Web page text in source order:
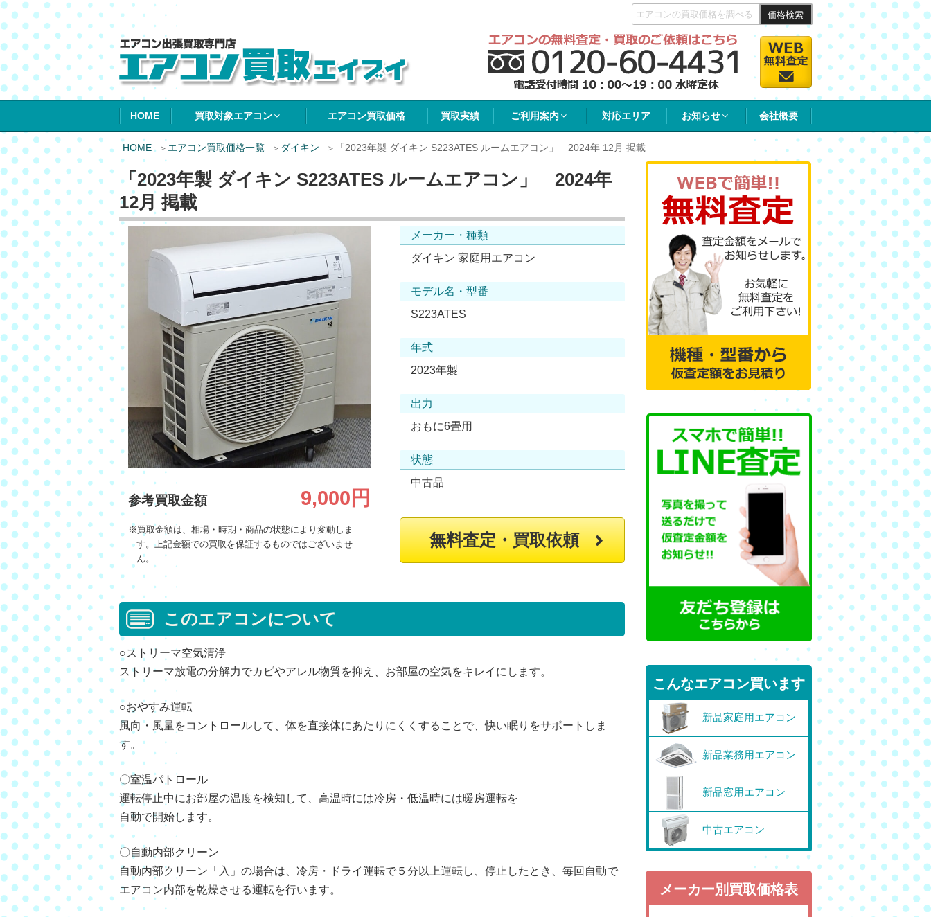
価格検索
エアコン買取エイブイ
HOME 買取対象エアコン エアコン買取価格 買取実績 ご利用案内 対応エリア お知らせ 会社概要
HOME エアコン買取価格一覧 ダイキン 「2023年製 ダイキン S223ATES ルームエアコン」 2024年 12月 掲載
「2023年製 ダイキン S223ATES ルームエアコン」 2024年
12月 掲載
参考買取金額 9,000円
※買取金額は、相場・時期・商品の状態により変動しま
す。上記金額での買取を保証するものではございませ
ん。
メーカー・種類
ダイキン 家庭用エアコン
モデル名・型番
S223ATES
年式
2023年製
出力
おもに6畳用
状態
中古品
無料査定・買取依頼
このエアコンについて
○ストリーマ空気清浄
ストリーマ放電の分解力でカビやアレル物質を抑え、お部屋の空気をキレイにします。
○おやすみ運転
風向・風量をコントロールして、体を直接体にあたりにくくすることで、快い眠りをサポートしま
す。
〇室温パトロール
運転停止中にお部屋の温度を検知して、高温時には冷房・低温時には暖房運転を
自動で開始します。
〇自動内部クリーン
自動内部クリーン「入」の場合は、冷房・ドライ運転で５分以上運転し、停止したとき、毎回自動で
エアコン内部を乾燥させる運転を行います。
こんなエアコン買います
新品家庭用エアコン
新品業務用エアコン
新品窓用エアコン
中古エアコン
メーカー別買取価格表